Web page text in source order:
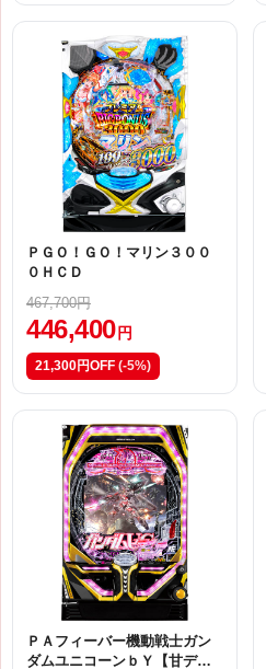
ＰＧＯ！ＧＯ！マリン３００
０ＨＣＤ
467,700円
446,400 円
21,300円OFF (-5%)
ＰＡフィーバー機動戦士ガン
ダムユニコーンｂＹ【甘デ